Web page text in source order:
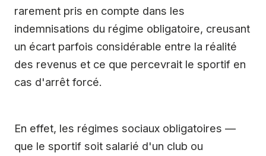
rarement pris en compte dans les
indemnisations du régime obligatoire, creusant
un écart parfois considérable entre la réalité
des revenus et ce que percevrait le sportif en
cas d'arrêt forcé.
En effet, les régimes sociaux obligatoires —
que le sportif soit salarié d'un club ou